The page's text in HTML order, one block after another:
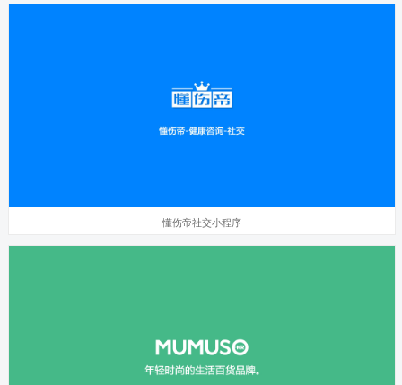
懂伤帝社交小程序